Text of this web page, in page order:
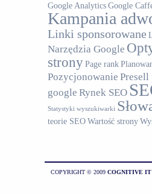
Google AnalyticsGoogle
Kampania
Linki sponsorowane
Narzędzia Google
stronyPage rank
Pozycjonowanie Presell
google Rynek SEO
Statystyki wyszukiwarki
teorie SEOWartość strony
COPYRIGHT © 2009 COGNITIVE IT